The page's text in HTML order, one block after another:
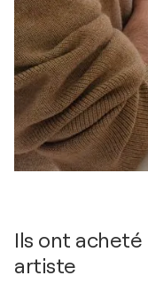
Ils ont
artiste